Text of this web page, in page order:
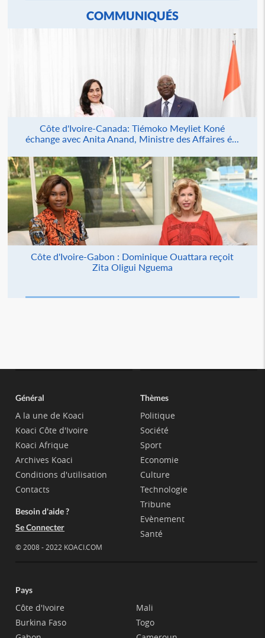
COMMUNIQUÉS
Côte d'Ivoire-Canada: Tiémoko Meyliet Koné
échange avec Anita Anand, Ministre des Affaires é...
Côte d'Ivoire-Gabon : Dominique Ouattara reçoit
Zita Oligui Nguema
Général
A la une de Koaci
Koaci Côte d'Ivoire
Koaci Afrique
Archives Koaci
Conditions d'utilisation
Contacts
Besoin d'aide ?
Se Connecter
© 2008 - 2022 KOACI.COM
Thèmes
Politique
Société
Sport
Economie
Culture
Technologie
Tribune
Evènement
Santé
Pays
Côte d'Ivoire
Burkina Faso
Mali
Togo